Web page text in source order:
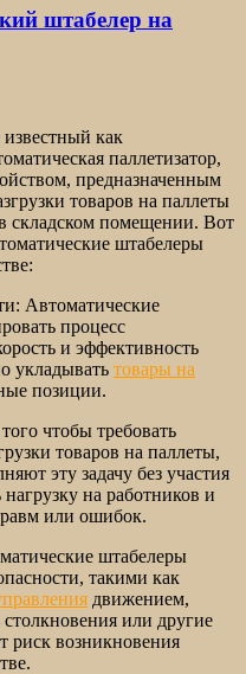
штабелер на
известный как
паллетизатор,
предназначенным
товаров на паллеты
складском помещении. Вот
штабелеры
Автоматические
процесс
и эффективность
укладывать товары на
позиции.
чтобы требовать
товаров на паллеты,
эту задачу без участия
на работников и
или ошибок.
штабелеры
такими как
движением,
или другие
риск возникновения